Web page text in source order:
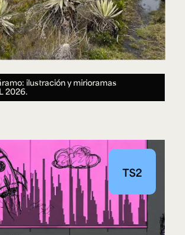
ilustración y mirioramas
2026.
TS2